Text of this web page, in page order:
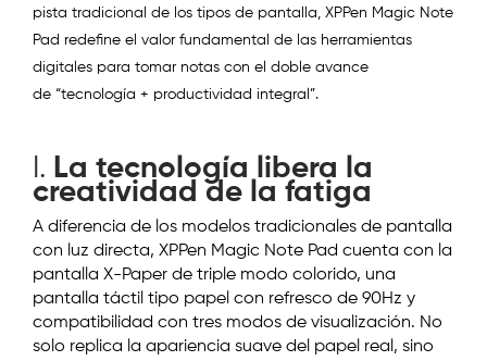
pista tradicional de los tipos de pantalla, XPPen Magic Note
Pad redefine el valor fundamental de las herramientas
digitales para tomar notas con el doble avance
de “tecnología + productividad integral ”.
I. La tecnología libera la
creatividad de la fatiga
A diferencia de los modelos tradicionales de pantalla
con luz directa, XPPen Magic Note Pad cuenta con la
pantalla X-Paper de triple modo colorido, una
pantalla táctil tipo papel con refresco de 90Hz y
compatibilidad con tres modos de visualización. No
solo replica la apariencia suave del papel real, sino